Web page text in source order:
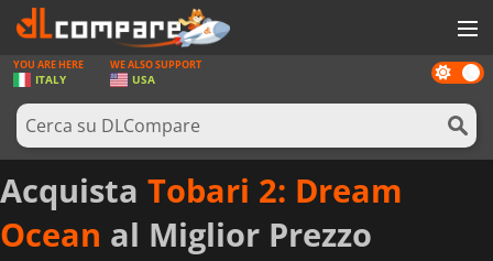
GIOCHI
PREPAGATE
SOFTWARE
REWARDS
HARDWARE
Dark
mode
YOU ARE HERE
ITALY
WE ALSO SUPPORT
USA
Acquista Tobari 2: Dream
Ocean al Miglior Prezzo